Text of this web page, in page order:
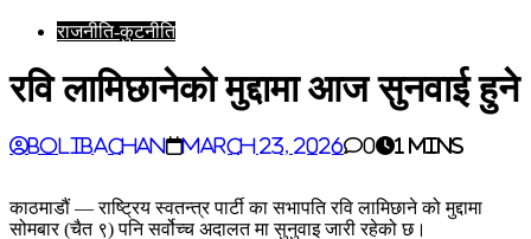
राजनीति-कुटनीति
रवि लामिछानेको मुद्दामा आज सुनवाई हुने
BoliBachan March 23, 2026 0 1 mins
काठमाडौं — राष्ट्रिय स्वतन्त्र पार्टी का सभापति रवि लामिछाने को मुद्दामा
सोमबार (चैत ९) पनि सर्वोच्च अदालत मा सुनुवाइ जारी रहेको छ।